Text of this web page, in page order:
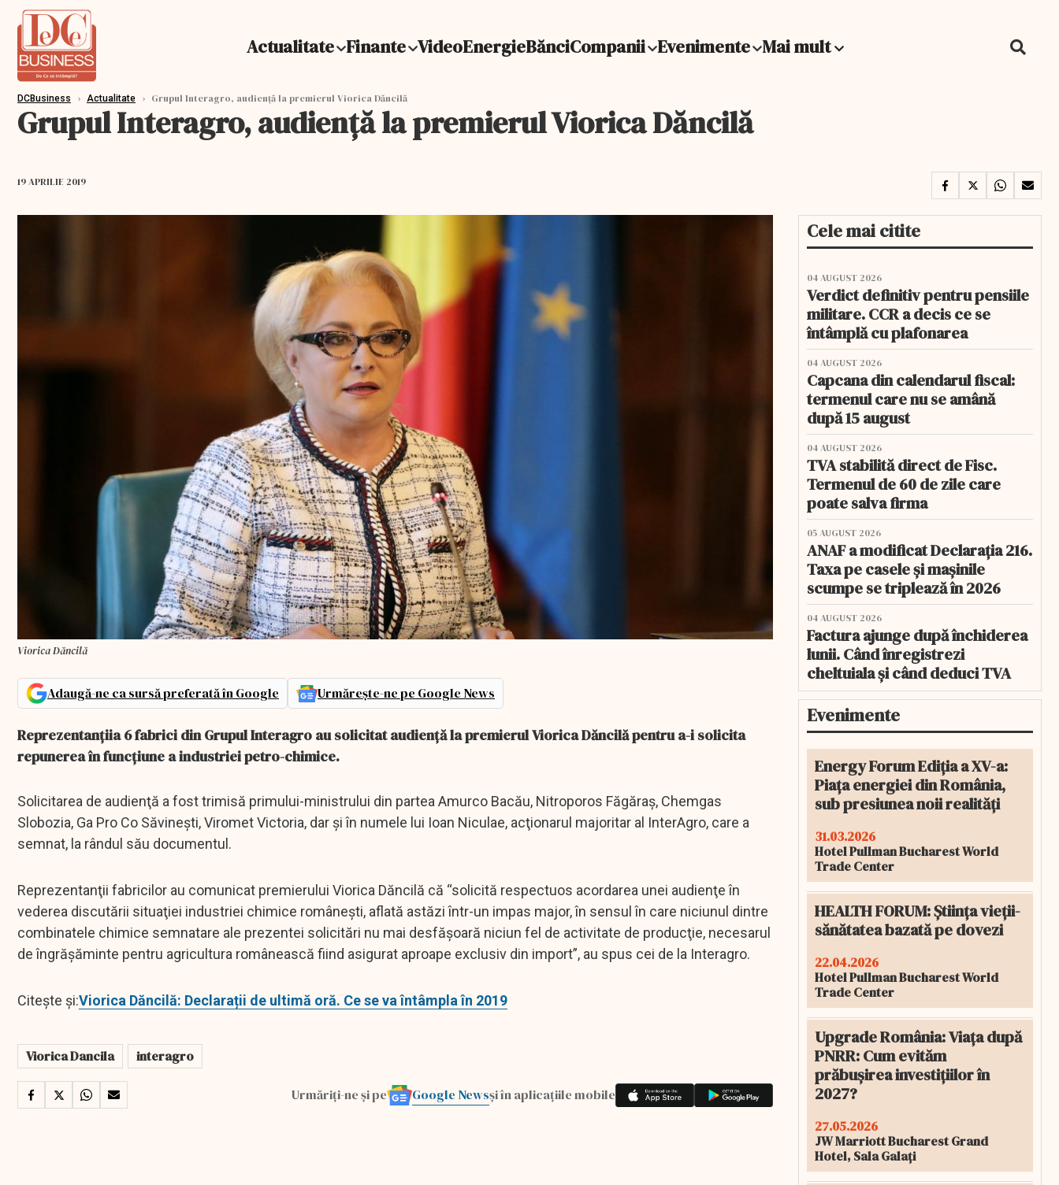
Actualitate Finante VideoEnergieBănciCompanii Evenimente Mai mult
DCBusiness › Actualitate › Grupul Interagro, audiență la premierul Viorica Dăncilă
Grupul Interagro, audiență la premierul Viorica Dăncilă
19 APRILIE 2019
Viorica Dăncilă
Adaugă-ne ca sursă preferată în Google Urmărește-ne pe Google News
Reprezentanțiia 6 fabrici din Grupul Interagro au solicitat audiență la premierul Viorica Dăncilă pentru a-i solicita
repunerea în funcțiune a industriei petro-chimice.
Solicitarea de audienţă a fost trimisă primului-ministrului din partea Amurco Bacău, Nitroporos Făgăraş, Chemgas
Slobozia, Ga Pro Co Săvineşti, Viromet Victoria, dar şi în numele lui Ioan Niculae, acţionarul majoritar al InterAgro, care a
semnat, la rândul său documentul.
Reprezentanţii fabricilor au comunicat premierului Viorica Dăncilă că “solicită respectuos acordarea unei audienţe în
vederea discutării situaţiei industriei chimice româneşti, aflată astăzi într-un impas major, în sensul în care niciunul dintre
combinatele chimice semnatare ale prezentei solicitări nu mai desfăşoară niciun fel de activitate de producţie, necesarul
de îngrăşăminte pentru agricultura românească fiind asigurat aproape exclusiv din import”, au spus cei de la Interagro.
Citește și:Viorica Dăncilă: Declarații de ultimă oră. Ce se va întâmpla în 2019
Viorica Dancila interagro
Urmăriți-ne și pe Google Newsși în aplicațiile mobile
Cele mai citite
04 AUGUST 2026
Verdict definitiv pentru pensiile
militare. CCR a decis ce se
întâmplă cu plafonarea
04 AUGUST 2026
Capcana din calendarul fiscal:
termenul care nu se amână
după 15 august
04 AUGUST 2026
TVA stabilită direct de Fisc.
Termenul de 60 de zile care
poate salva firma
05 AUGUST 2026
ANAF a modificat Declarația 216.
Taxa pe casele și mașinile
scumpe se triplează în 2026
04 AUGUST 2026
Factura ajunge după închiderea
lunii. Când înregistrezi
cheltuiala și când deduci TVA
Evenimente
Energy Forum Ediția a XV-a:
Piața energiei din România,
sub presiunea noii realități
31.03.2026
Hotel Pullman Bucharest World
Trade Center
HEALTH FORUM: Știința vieții-
sănătatea bazată pe dovezi
22.04.2026
Hotel Pullman Bucharest World
Trade Center
Upgrade România: Viața după
PNRR: Cum evităm
prăbușirea investițiilor în
2027?
27.05.2026
JW Marriott Bucharest Grand
Hotel, Sala Galați